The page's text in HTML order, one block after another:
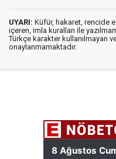
UYARI: Küfür, hakaret, rencide
içeren, imla kuralları ile
Türkçe karakter kullanılmayan
onaylanmamaktadır.